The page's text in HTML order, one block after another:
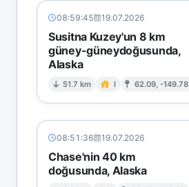
08:59:45 19.07.2026
Susitna Kuzey'un 8 km
güney-güneydoğusunda,
Alaska
51.7 km I 62.09, -149.78
08:51:36 19.07.2026
Chase'nin 40 km
doğusunda, Alaska